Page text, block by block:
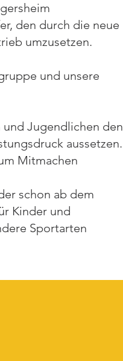
den durch die neue
umzusetzen.
und unsere
Jugendlichen den
aussetzen.
Mitmachen
schon ab dem
Kinder und
Sportarten